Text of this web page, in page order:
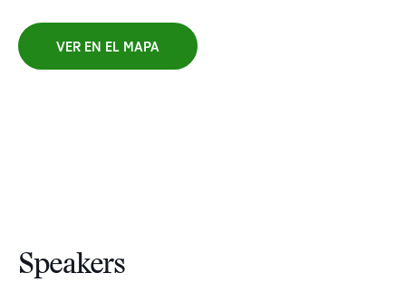
VER EN EL MAPA
Speakers